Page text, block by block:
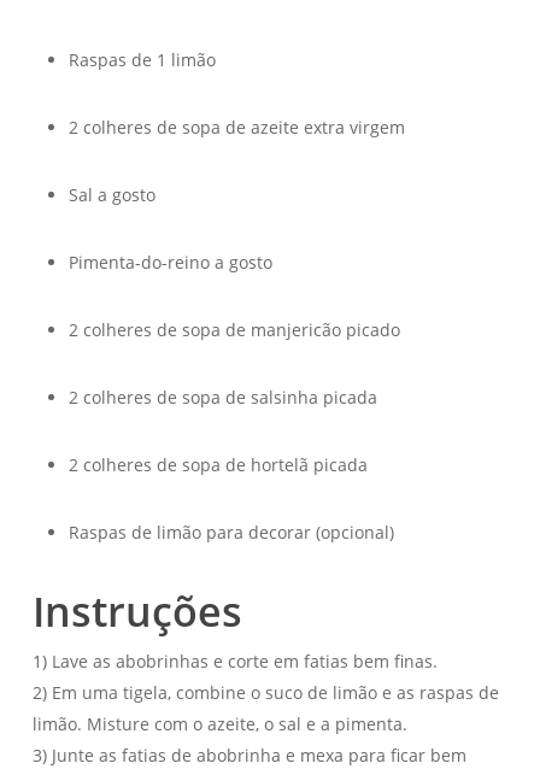
Raspas de 1 limão
2 colheres de sopa de azeite extra virgem
Sal a gosto
Pimenta-do-reino a gosto
2 colheres de sopa de manjericão picado
2 colheres de sopa de salsinha picada
2 colheres de sopa de hortelã picada
Raspas de limão para decorar (opcional)
Instruções
1) Lave as abobrinhas e corte em fatias bem finas.
2) Em uma tigela, combine o suco de limão e as raspas de
limão. Misture com o azeite, o sal e a pimenta.
3) Junte as fatias de abobrinha e mexa para ficar bem